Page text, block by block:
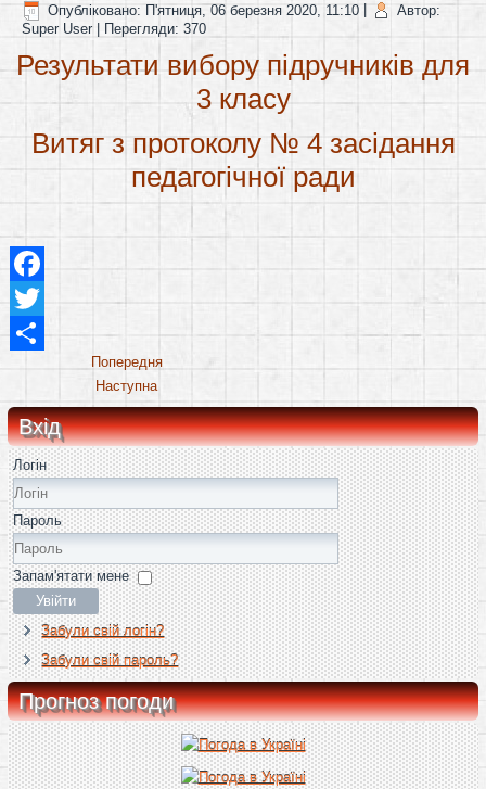
Опубліковано: П'ятниця, 06 березня 2020, 11:10
Автор:
Super User | Перегляди: 370
Результати вибору підручників для
3 класу
Витяг з протоколу № 4 засідання
педагогічної ради
Facebook
Twitter
Попередня
Наступна
Вхід
Логін
Пароль
Запам'ятати мене
Увійти
Забули свій логін?
Забули свій пароль?
Прогноз погоди